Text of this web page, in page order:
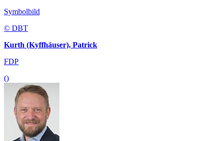
Symbolbild
© DBT
Kurth (Kyffhäuser), Patrick
FDP
()